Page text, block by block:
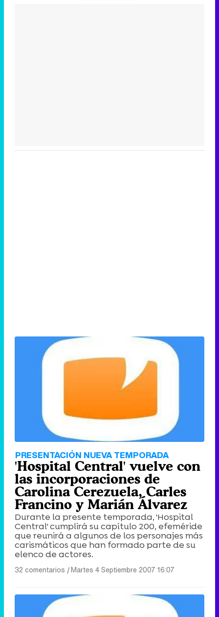
PRESENTACIÓN NUEVA TEMPORADA
'Hospital Central' vuelve con
las incorporaciones de
Carolina Cerezuela, Carles
Francino y Marián Álvarez
Durante la presente temporada, 'Hospital
Central' cumplirá su capítulo 200, efeméride
que reunirá a algunos de los personajes más
carismáticos que han formado parte de su
elenco de actores.
32 comentarios |Martes 4 Septiembre 2007 16:07